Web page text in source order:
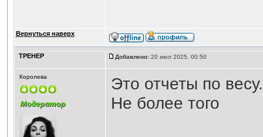
Вернуться наверх
ТРЕНЕР Добавлено:20 июл 2025, 00:50
Королева
Это отчеты по
Не более того